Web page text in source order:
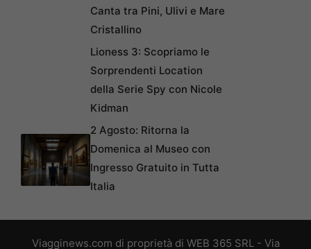
Canta tra Pini, Ulivi e Mare
Cristallino
Lioness 3: Scopriamo le
Sorprendenti Location
della Serie Spy con Nicole
Kidman
2 Agosto: Ritorna la
Domenica al Museo con
Ingresso Gratuito in Tutta
Italia
Viagginews.com di proprietà di WEB 365 SRL - Via